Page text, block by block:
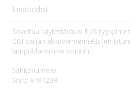
Lisätiedot
Soveltuu käytettäväksi RJ/S
CBI-sarjan akkuvarmennettujen
lämpötilakompensointiin.
Sähkönumero:
Snro: 8404209